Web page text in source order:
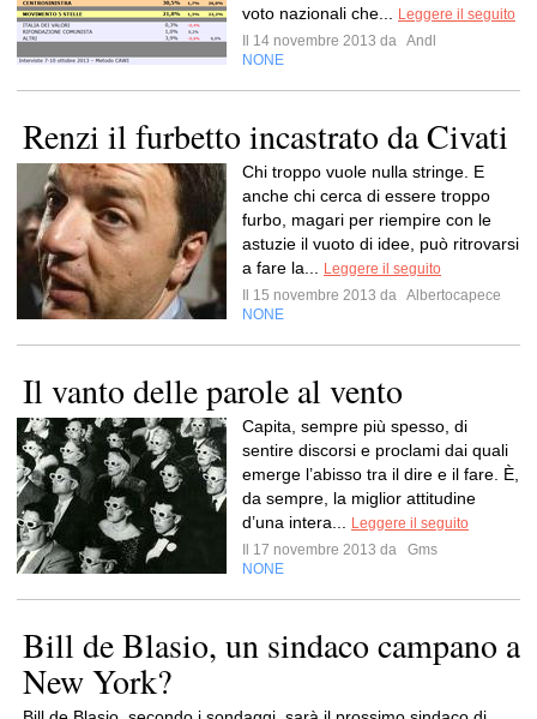
voto nazionali che...
Leggere il seguito
Il 14 novembre 2013 da Andl
NONE
Renzi il furbetto incastrato da Civati
Chi troppo vuole nulla stringe. E
anche chi cerca di essere troppo
furbo, magari per riempire con le
astuzie il vuoto di idee, può ritrovarsi
a fare la...
Leggere il seguito
Il 15 novembre 2013 da Albertocapece
NONE
Il vanto delle parole al vento
Capita, sempre più spesso, di
sentire discorsi e proclami dai quali
emerge l’abisso tra il dire e il fare. È,
da sempre, la miglior attitudine
d’una intera...
Leggere il seguito
Il 17 novembre 2013 da
Gms
NONE
Bill de Blasio, un sindaco campano a
New York?